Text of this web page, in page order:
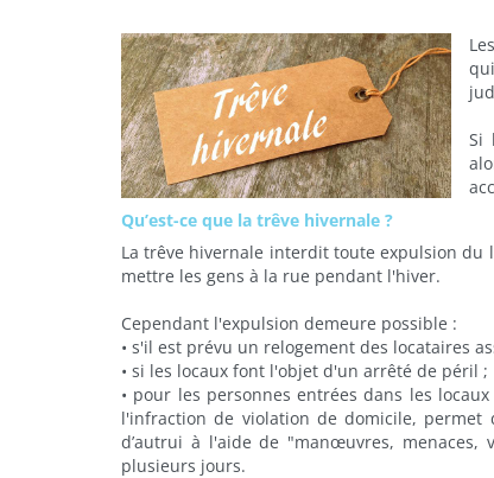
Si
Qu’est-ce que la trêve hivernale ?
La trêve hivernale interdit toute expulsion du
mettre les gens à la rue pendant l'hiver.
Cependant l'expulsion demeure possible :
• s'il est prévu un relogement des locataires
• si les locaux font l'objet d'un arrêté de péril ;
• pour les personnes entrées dans les
l'infraction de violation de domicile, permet
d’autrui à l'aide de "manœuvres,
plusieurs jours.